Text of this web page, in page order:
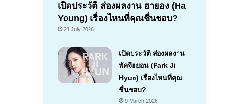
เปิดประวัติ ส่องผลงาน ฮายอง (Ha
Young) เรื่องไหนที่คุณชื่นชอบ?
28 July 2026
เปิดประวัติ ส่องผลงาน
พัคจีฮยอน (Park Ji
Hyun) เรื่องไหนที่คุณ
ชื่นชอบ?
9 March 2026